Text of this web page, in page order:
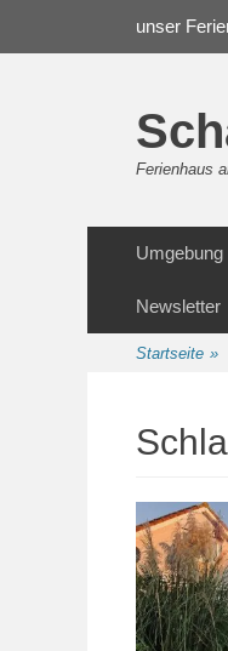
unser
Ferienhaus
Inhalt
Umgebung
Newsletter
Startseite »